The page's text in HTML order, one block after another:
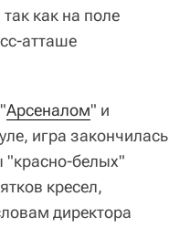
как на поле
атташе
Арсеналом" и
игра закончилась
"красно-белых"
кресел,
директора